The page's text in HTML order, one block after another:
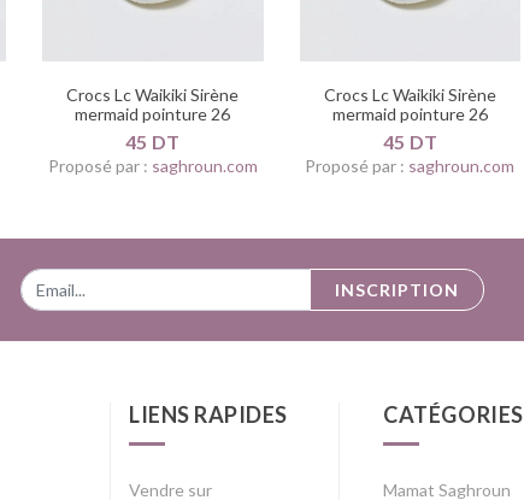
Crocs Lc Waikiki Sirène
mermaid pointure 26
45 DT
Proposé par : saghroun.com
Crocs Lc Waikiki Sirène
mermaid pointure 26
45 DT
Proposé par : saghroun.com
INSCRIPTION
LIENS RAPIDES
Vendre sur
CATÉGORIES
Mamat Saghroun